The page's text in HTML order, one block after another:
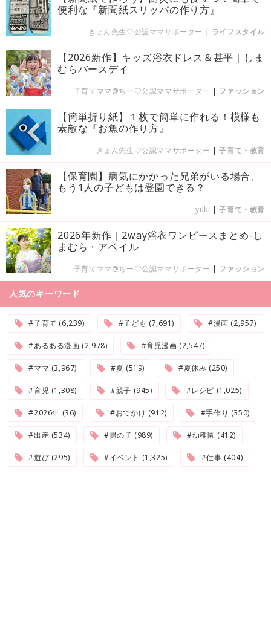
便利な『新聞紙スリッパの作り方』
きょん先生♡公認ママサポーター | ライフスタイル
【2026新作】キッズ浴衣ドレス＆甚平｜しま
むらバースデイ
子育てママ@ちー♡公認ママサポーター | ファッション
【簡単折り紙】１枚で簡単に作れる！模様も
素敵な『お魚の作り方』
きょん先生♡公認ママサポーター |子育て・教育
【保育園】病気にかかった兄弟がいる場合、
もう1人の子どもは登園できる？
yuki |子育て・教育
2026年新作｜2way浴衣ワンピースまとめ-し
まむら・アベイル
子育てママ@ちー♡公認ママサポーター | ファッション
人気のキーワード
#子育て (6,239) #子ども (7,691) #漫画 (2,957)
#あるある漫画 (2,978) #育児漫画 (2,547)
#ママ (3,967) #夏 (519) #夏休み (250)
#育児 (1,308) #親子 (945) #レシピ (1,025)
#2026年 (36) #おでかけ (912) #手作り (350)
#出産 (534) #男の子 (989) #幼稚園 (412)
#遊び (295) #イベント (1,325) #仕事 (404)